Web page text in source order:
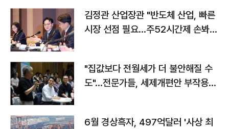
김정관 산업장관 "반도체 산업, 빠른
시장 선점 필요…주52시간제 손봐
"집값보다 전월세가 더 불안해질 수
도"…전문가들, 세제개편안 부작용
6월 경상흑자, 497억달러 '사상 최